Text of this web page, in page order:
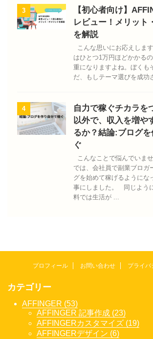
3
【初心者向け】
レビュー！メリット
を解説
こんな思いにお応えしま
はひとつ1万円ほどかかる
重になりますよね。ぼく
だ、もしテーマ選びを成功
4
自力で稼ぐチカラを
以外で、収入を増や
るか？結論:ブログ
ぐ
こんなことで悩んでいま
では、会社員で副業ブロガ
グを始めて稼げるようにな
事にしました。 同じよう
料では生活が ...
プロフィール お問い合わせ プライバ
カテゴリー
AFFINGER (53)
AFFINGER 記事作成 (23)
AFFINGERカスタマイズ (19)
AFFINGERデザイン (6)